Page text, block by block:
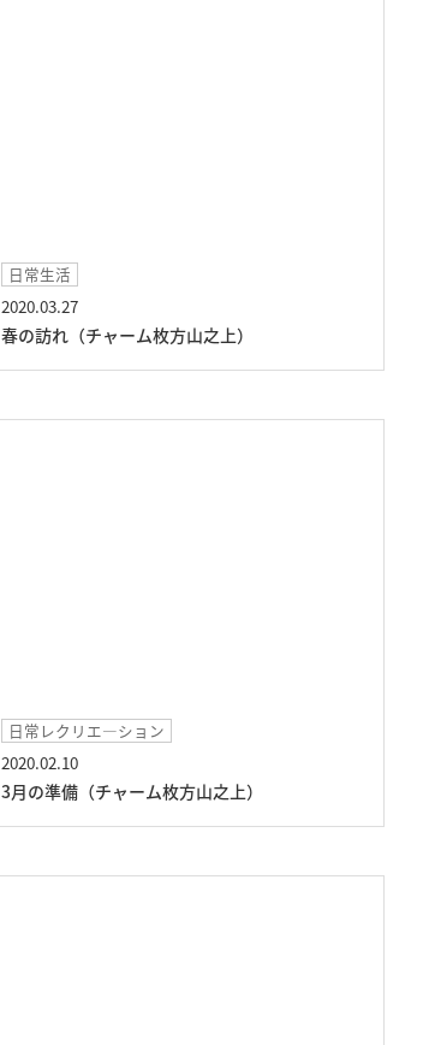
日常生活
2020.03.27
春の訪れ（チャーム枚方山之上）
日常レクリエ―ション
2020.02.10
3月の準備（チャーム枚方山之上）